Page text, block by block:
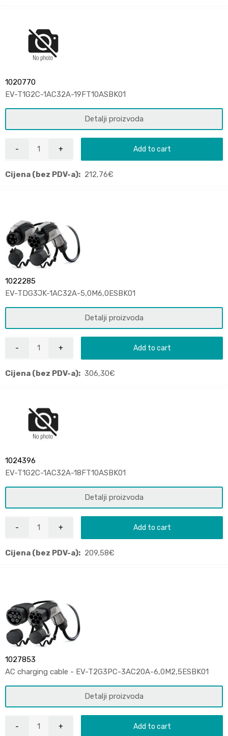
1020770
EV-T1G2C-1AC32A-19FT10ASBK01
Detalji proizvoda
Add to cart
Cijena (bez PDV-a): 212,76€
1022285
EV-TDG3JK-1AC32A-5,0M6,0ESBK01
Detalji proizvoda
Add to cart
Cijena (bez PDV-a): 306,30€
1024396
EV-T1G2C-1AC32A-18FT10ASBK01
Detalji proizvoda
Add to cart
Cijena (bez PDV-a): 209,58€
1027853
AC charging cable - EV-T2G3PC-3AC20A-6,0M2,5ESBK01
Detalji proizvoda
Add to cart